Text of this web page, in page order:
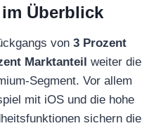
Überblick
von 3 Prozent
Marktanteil weiter die
Segment. Vor allem
mit iOS und die hohe
sichern die